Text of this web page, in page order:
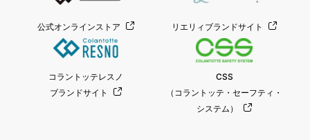
公式オンラインストア リエリィブランドサイト
コラントッテレスノ
ブランドサイト
CSS
（コラントッテ・セーフティ・
システム）